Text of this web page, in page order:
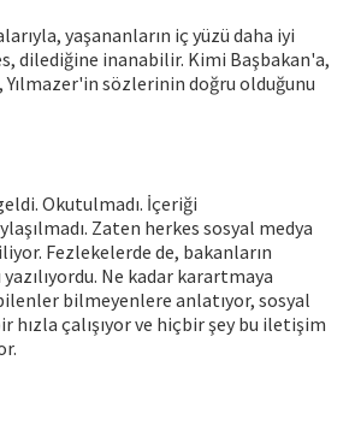
yaşananların iç yüzü daha iyi
dilediğine inanabilir. Kimi Başbakan'a,
Yılmazer'in sözlerinin doğru olduğunu
Okutulmadı. İçeriği
Zaten herkes sosyal medya
Fezlekelerde de, bakanların
Ne kadar karartmaya
bilenler bilmeyenlere anlatıyor, sosyal
hızla çalışıyor ve hiçbir şey bu iletişim